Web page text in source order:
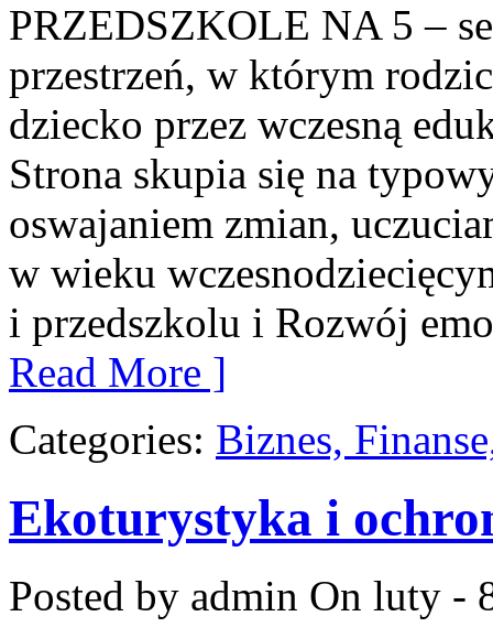
PRZEDSZKOLE NA 5 –
przestrzeń, w którym
dziecko przez wczesną
Strona skupia się na
oswajaniem zmian,
w wieku
i przedszkolu i Rozwój
Read More ]
Categories: Biznes,
Ekoturystyka i
Posted by admin On luty -